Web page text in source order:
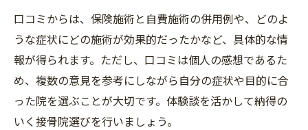
口コミからは、保険施術と自費施術の併用例や、どのよ
うな症状にどの施術が効果的だったかなど、具体的な情
報が得られます。ただし、口コミは個人の感想であるた
め、複数の意見を参考にしながら自分の症状や目的に合
った院を選ぶことが大切です。体験談を活かして納得の
いく接骨院選びを行いましょう。